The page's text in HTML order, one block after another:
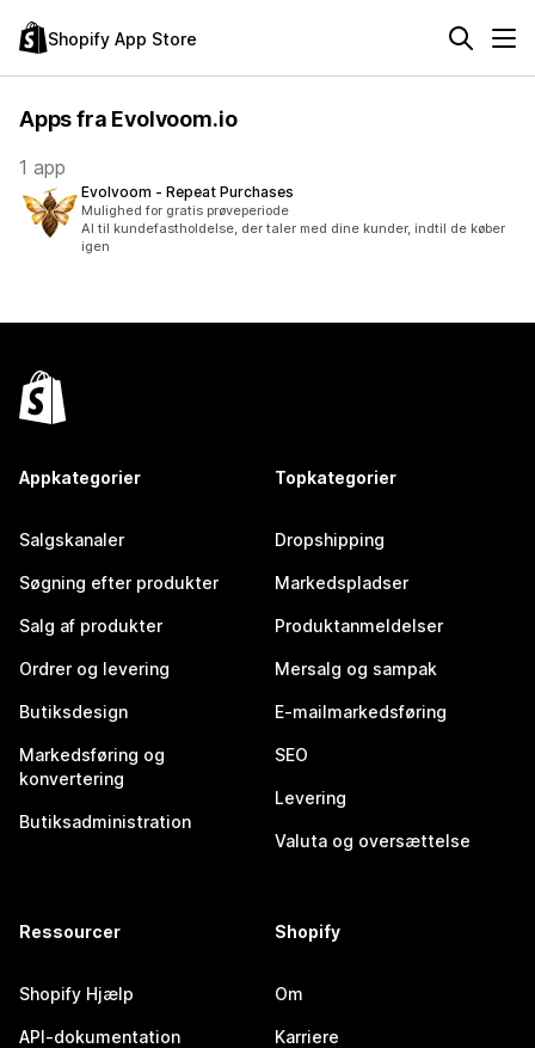
Shopify App Store
Apps fra Evolvoom.io
1 app
Evolvoom ‑ Repeat Purchases
Mulighed for gratis prøveperiode
AI til kundefastholdelse, der taler med dine kunder, indtil de køber
igen
Appkategorier
Salgskanaler
Søgning efter produkter
Salg af produkter
Ordrer og levering
Butiksdesign
Markedsføring og
konvertering
Butiksadministration
Topkategorier
Dropshipping
Markedspladser
Produktanmeldelser
Mersalg og sampak
E-mailmarkedsføring
SEO
Levering
Valuta og oversættelse
Ressourcer
Shopify Hjælp
API-dokumentation
Shopify
Om
Karriere